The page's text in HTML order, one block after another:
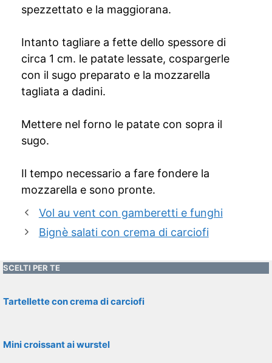
spezzettato e la maggiorana.
Intanto tagliare a fette dello spessore di
circa 1 cm. le patate lessate, cospargerle
con il sugo preparato e la mozzarella
tagliata a dadini.
Mettere nel forno le patate con sopra il
sugo.
Il tempo necessario a fare fondere la
mozzarella e sono pronte.
Vol au vent con gamberetti e funghi
Bignè salati con crema di carciofi
SCELTI PER TE
Tartellette con crema di carciofi
Mini croissant ai wurstel